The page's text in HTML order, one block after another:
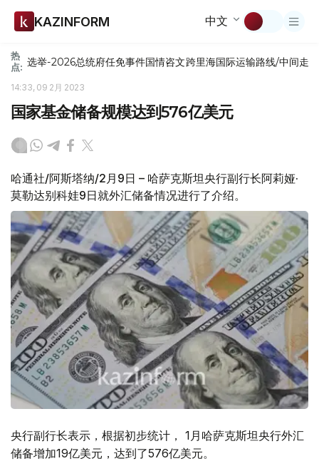
KAZINFORM 中文
热
点: 选举-2026总统府任免事件国情咨文跨里海国际运输路线/中间走廊
14:33, 09 2月 2023
国家基金储备规模达到576亿美元
哈通社/阿斯塔纳/2月9日 – 哈萨克斯坦央行副行长阿莉娅·
莫勒达别科娃9日就外汇储备情况进行了介绍。
央行副行长表示，根据初步统计， 1月哈萨克斯坦央行外汇
储备增加19亿美元，达到了576亿美元。